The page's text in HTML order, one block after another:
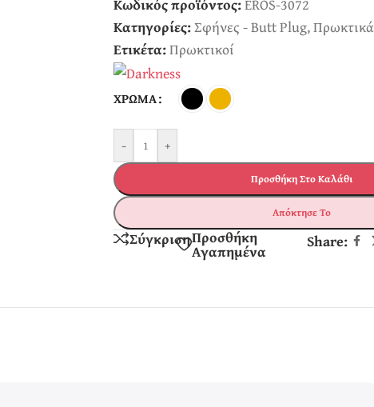
Κωδικός προϊόντος:EROS-3072
Κατηγορίες:Σφήνες - Butt Plug,Πρωκτικά
Ετικέτα:Πρωκτικοί
ΧΡΏΜΑ
- +
Προσθήκη Στο Καλάθι
Απόκτησε Το
ΣύγκρισηΠροσθήκη
Αγαπημένα Share: